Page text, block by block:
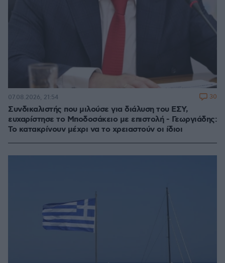
Συνδικαλιστής που μιλούσε για διάλυση του ΕΣΥ,
ευχαρίστησε το Μποδοσάκειο με επιστολή - Γεωργιάδης:
Το κατακρίνουν μέχρι να το χρειαστούν οι ίδιοι
07.08.2026, 21:54 30